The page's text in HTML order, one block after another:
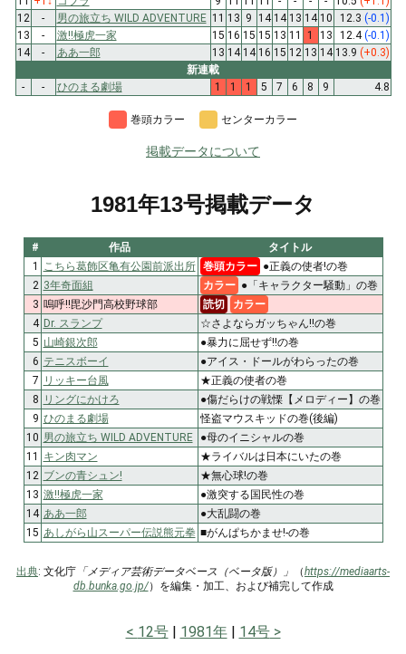
12
- 男の旅立ち WILD ADVENTURE 11 13 9 14 14 13 14 10 12.3 (-0.1)
13
- 激!!極虎一家 15 16 15 15 13 11 1 13 12.4(-0.1)
14
- ああ一郎 13 14 14 16 15 12 13 14 13.9 (+0.3)
新連載
-
- ひのまる劇場 1 1 1 5 7 6 8 9 4.8
巻頭カラー センターカラー
掲載データについて
1981年13号掲載データ
# 作品
タイトル
1
こちら葛飾区亀有公園前派出所 巻頭カラー ●正義の使者!の巻
2 3年奇面組 カラー ●「キャラクター騒動」の巻
3 嗚呼!!毘沙門高校野球部 読切
カラー
4 Dr. スランプ
☆さよならガッちゃん!!の巻
5 山崎銀次郎
●暴力に屈せず!!の巻
6 テニスボーイ
●アイス・ドールがわらったの巻
7 リッキー台風
★正義の使者の巻
8
リングにかけろ
●傷だらけの戦慄【メロディー】の巻
9 ひのまる劇場
怪盗マウスキッドの巻(後編)
10 男の旅立ち WILD ADVENTURE
●母のイニシャルの巻
11
キン肉マン
★ライバルは日本にいたの巻
12 ブンの青シュン!
★無心球!の巻
13 激!!極虎一家
●激突する国民性の巻
14 ああ一郎
●大乱闘の巻
15 あしがら山スーパー伝説熊元拳 ■がんぱちかませ!-の巻
出典: 文化庁 「メディア芸術データベース（ベータ版）」 （https://mediaarts-
db.bunka.go.jp/）を編集・加工、および補完して作成
12号 1981年 14号